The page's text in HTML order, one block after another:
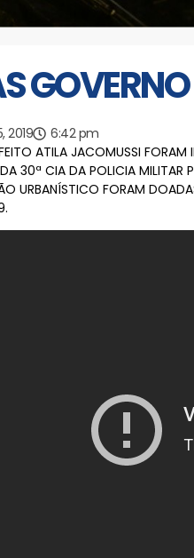
2019
6:42 pm
ATILA JACOMUSSI FORAM
30ª CIA DA POLICIA
URBANÍSTICO FORAM